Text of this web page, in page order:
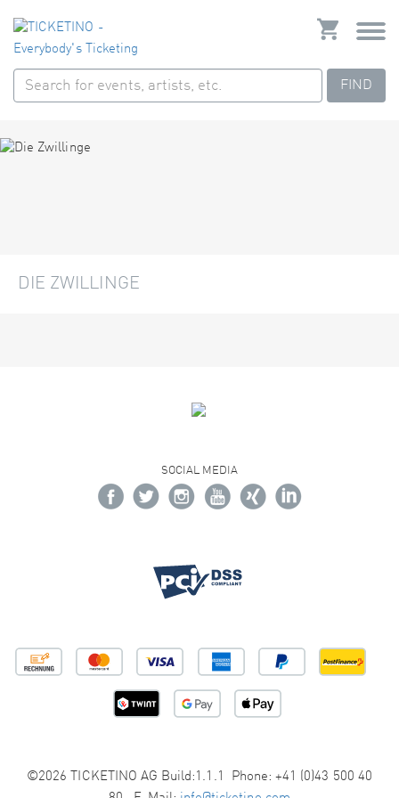
FIND
DIE ZWILLINGE
SOCIAL MEDIA
©2026 TICKETINO AG Build:1.1.1 Phone: +41 (0)43 500 40